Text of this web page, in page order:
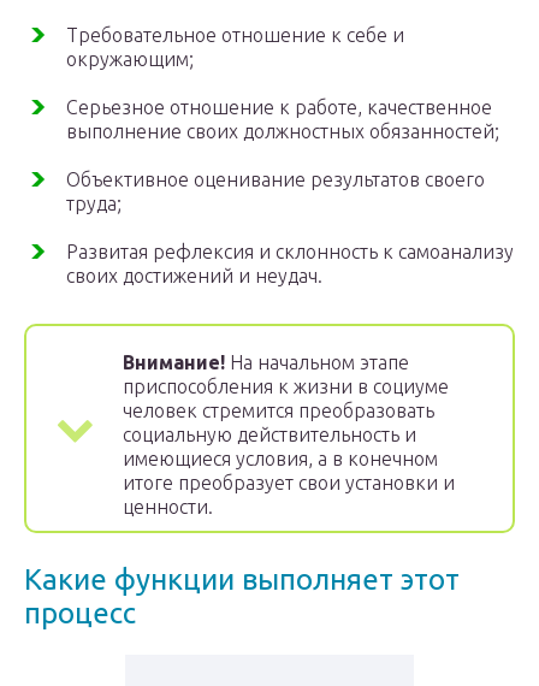
Требовательное отношение к себе и
окружающим;
Серьезное отношение к работе, качественное
выполнение своих должностных обязанностей;
Объективное оценивание результатов своего
труда;
Развитая рефлексия и склонность к самоанализу
своих достижений и неудач.
Внимание! На начальном этапе
приспособления к жизни в социуме
человек стремится преобразовать
социальную действительность и
имеющиеся условия, а в конечном
итоге преобразует свои установки и
ценности.
Какие функции выполняет этот
процесс